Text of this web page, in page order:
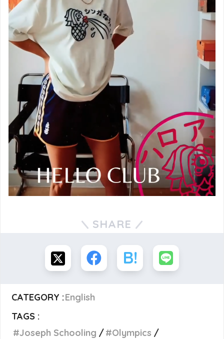
SHARE
CATEGORY :English
TAGS :
Joseph Schooling
Olympics